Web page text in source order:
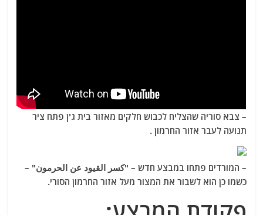
– צבא סוריה שהצליח לכבוש חלקים מאזור בית ג'ן פתח ציר
תנועה לעבר אזור החרמון .
– המורדים פתחו במבצע חדש – "كسر القيود عن الحرمون" –
כשמו כן הוא לשבור את המצור מעל אזור החרמון הסורי.